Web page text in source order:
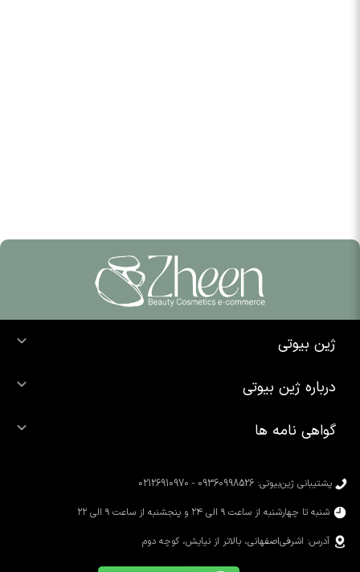
ژین بیوتی
خرید شوینده صورت
خرید رژ لب
درباره ژین بیوتی
تماس با ما
محصولات سیمپل
گواهی نامه ها
پشتیبانی ژین‌بیوتی: 09360998526 - 02126910970
شنبه تا چهارشنبه از ساعت ۹ الی ۲۴ و پنجشنبه از ساعت ۹ الی ۲۲
آدرس: اشرفی‌اصفهانی، بالاتر از نیایش، کوچه دوم